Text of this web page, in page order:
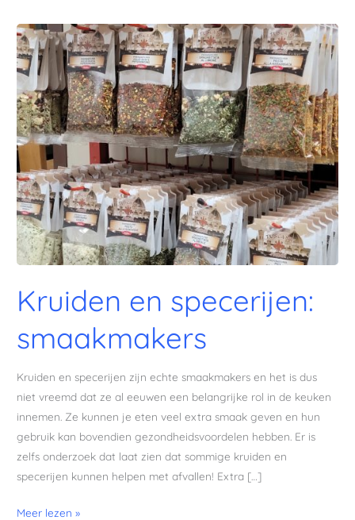
Kruiden en specerijen:
smaakmakers
Kruiden en specerijen zijn echte smaakmakers en het is dus
niet vreemd dat ze al eeuwen een belangrijke rol in de keuken
innemen. Ze kunnen je eten veel extra smaak geven en hun
gebruik kan bovendien gezondheidsvoordelen hebben. Er is
zelfs onderzoek dat laat zien dat sommige kruiden en
specerijen kunnen helpen met afvallen! Extra […]
Kruiden
en
specerijen:
smaakmakers
Meer lezen »